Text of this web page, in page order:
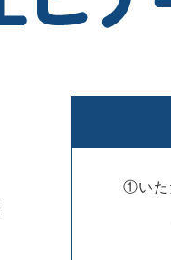
①いた